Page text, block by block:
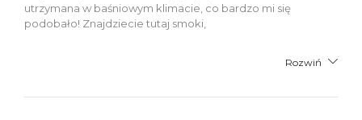
utrzymana w baśniowym klimacie, co bardzo mi się
podobało! Znajdziecie tutaj smoki,
Rozwiń